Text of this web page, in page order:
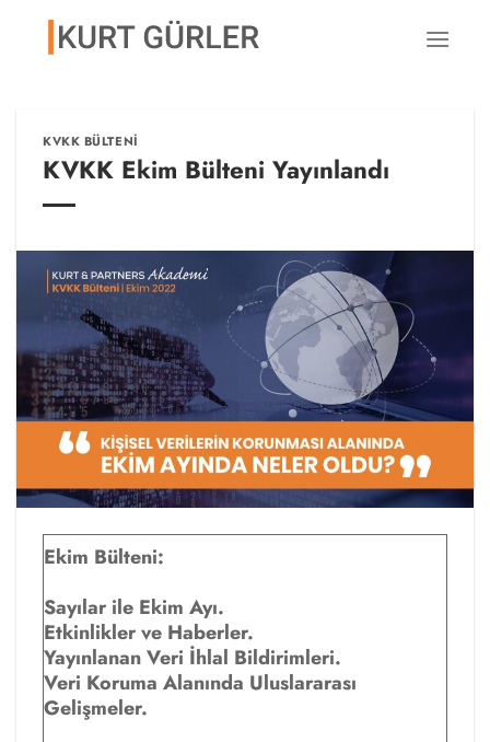
KVKK BÜLTENI
KVKK Ekim Bülteni Yayınlandı
Ekim Bülteni:
Sayılar ile Ekim Ayı.
Etkinlikler ve Haberler.
Yayınlanan Veri İhlal Bildirimleri.
Veri Koruma Alanında Uluslararası
Gelişmeler.